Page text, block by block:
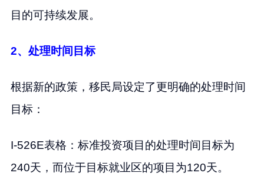
目的可持续发展。
2、处理时间目标
根据新的政策，移民局设定了更明确的处理时间
目标：
I-526E表格：标准投资项目的处理时间目标为
240天，而位于目标就业区的项目为120天。